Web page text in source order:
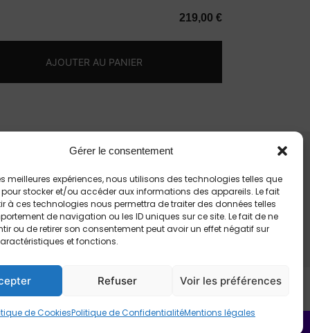
Gérer le consentement
meilleures expériences, nous utilisons des technologies telles que
stocker et/ou accéder aux informations des appareils. Le fait
à ces technologies nous permettra de traiter des données telles
de navigation ou les ID uniques sur ce site. Le fait de ne
ou de retirer son consentement peut avoir un effet négatif sur
et fonctions.
Refuser Voir les préférences
de CookiesPolitique de ConfidentialitéMentions légales
219,00 €
AJOUTER AU PANIER